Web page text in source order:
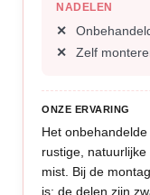
NADELEN
Zelf
ONZE ERVARING
Het
rustige,
mist. Bij de
is: de delen zijn